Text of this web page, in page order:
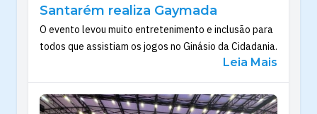
Santarém realiza Gaymada
O evento levou muito entretenimento e inclusão para
todos que assistiam os jogos no Ginásio da Cidadania.
Leia Mais